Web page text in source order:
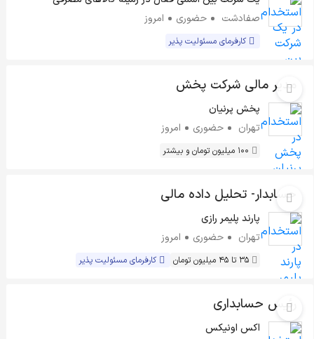
صفادشت
حضوری امروز
کارفرمای مسئولیت پذیر
مدیر مالی شرکت پخش
پخش پرنیان
تهران
حضوری امروز
100 میلیون تومان و بیشتر
حسابدار- تحلیل داده مالی
پارند پلیمر رازی
تهران
حضوری امروز
35 تا 45 میلیون تومان کارفرمای مسئولیت پذیر
رئیس حسابداری
اکس اونیکس